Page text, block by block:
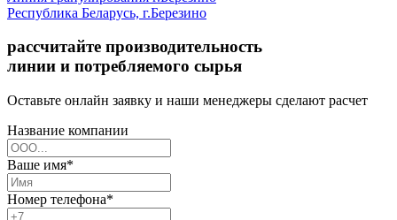
Республика Беларусь, г.Березино
рассчитайте производительность
линии и потребляемого сырья
Оставьте онлайн заявку и наши менеджеры сделают расчет
Название компании
Ваше имя*
Номер телефона*